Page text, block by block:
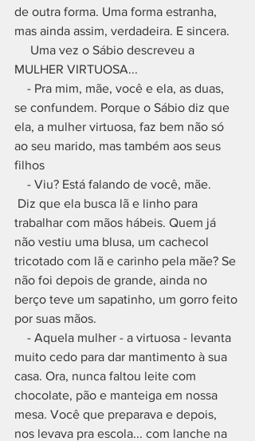
de outra forma. Uma forma estranha,
mas ainda assim, verdadeira. E sincera.
MULHER VIRTUOSA...
se confundem. Porque o Sábio diz que
ela, a mulher virtuosa, faz bem não só
ao seu marido, mas também aos seus
filhos
    - Viu? Está falando de você, mãe.
trabalhar com mãos hábeis. Quem já
não vestiu uma blusa, um cachecol
tricotado com lã e carinho pela mãe? Se
não foi depois de grande, ainda no
berço teve um sapatinho, um gorro feito
por suas mãos.
muito cedo para dar mantimento à sua
casa. Ora, nunca faltou leite com
chocolate, pão e manteiga em nossa
mesa. Você que preparava e depois,
nos levava pra escola... com lanche na